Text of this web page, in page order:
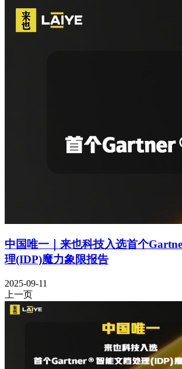
中国唯一｜来也科技入选首个
理(IDP)魔力象限报告
2025-09-11
上一页